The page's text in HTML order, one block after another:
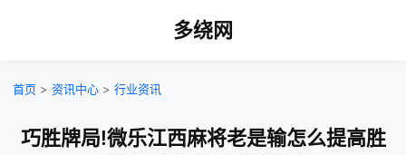
多绕网
首页 > 资讯中心 > 行业资讯
巧胜牌局!微乐江西麻将老是输怎么提高胜